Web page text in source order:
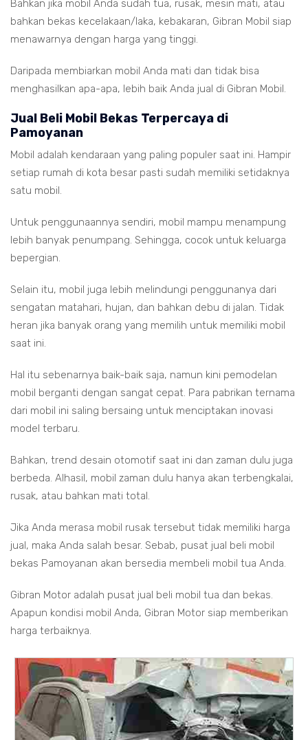
Bahkan jika mobil Anda sudah tua, rusak, mesin mati, atau
bahkan bekas kecelakaan/laka, kebakaran, Gibran Mobil siap
menawarnya dengan harga yang tinggi.
Daripada membiarkan mobil Anda mati dan tidak bisa
menghasilkan apa-apa, lebih baik Anda jual di Gibran Mobil.
Jual Beli Mobil Bekas Terpercaya di
Pamoyanan
Mobil adalah kendaraan yang paling populer saat ini. Hampir
setiap rumah di kota besar pasti sudah memiliki setidaknya
satu mobil.
Untuk penggunaannya sendiri, mobil mampu menampung
lebih banyak penumpang. Sehingga, cocok untuk keluarga
bepergian.
Selain itu, mobil juga lebih melindungi penggunanya dari
sengatan matahari, hujan, dan bahkan debu di jalan. Tidak
heran jika banyak orang yang memilih untuk memiliki mobil
saat ini.
Hal itu sebenarnya baik-baik saja, namun kini pemodelan
mobil berganti dengan sangat cepat. Para pabrikan ternama
dari mobil ini saling bersaing untuk menciptakan inovasi
model terbaru.
Bahkan, trend desain otomotif saat ini dan zaman dulu juga
berbeda. Alhasil, mobil zaman dulu hanya akan terbengkalai,
rusak, atau bahkan mati total.
Jika Anda merasa mobil rusak tersebut tidak memiliki harga
jual, maka Anda salah besar. Sebab, pusat jual beli mobil
bekas Pamoyanan akan bersedia membeli mobil tua Anda.
Gibran Motor adalah pusat jual beli mobil tua dan bekas.
Apapun kondisi mobil Anda, Gibran Motor siap memberikan
harga terbaiknya.